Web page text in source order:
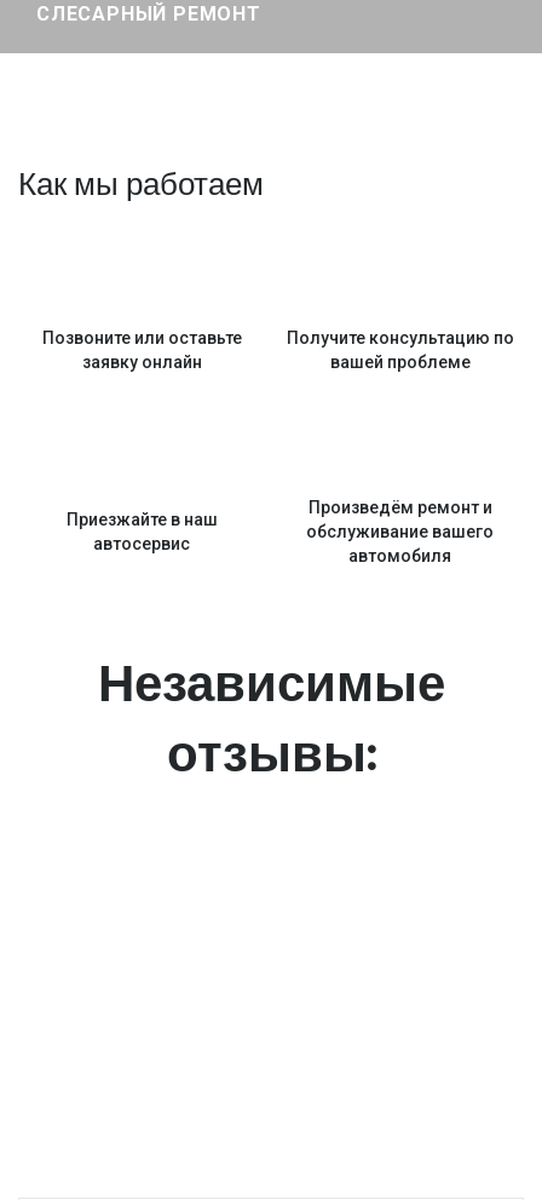
СЛЕСАРНЫЙ РЕМОНТ
Как мы работаем
Позвоните или оставьте
заявку онлайн
Получите консультацию по
вашей проблеме
Приезжайте в наш
автосервис
Произведём ремонт и
обслуживание вашего
автомобиля
Независимые
отзывы: